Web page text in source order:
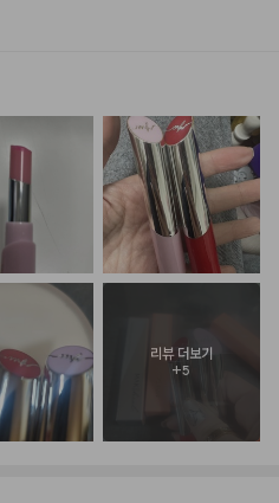
리뷰 더보기
+5